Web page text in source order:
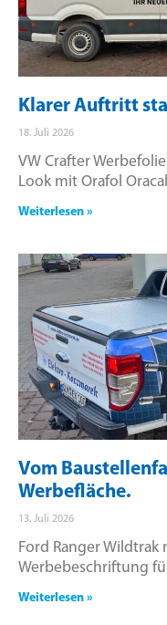
Klarer Auftritt
18. Juli 2026
VW Crafter
Look mit Orafol
Weiterlesen »
Vom
Werbefläche.
13. Juli 2026
Ford Ranger
Werbebeschriftung
Weiterlesen »